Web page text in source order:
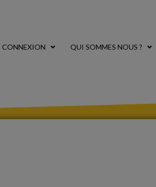
CONNEXION QUI SOMMES NOUS ?